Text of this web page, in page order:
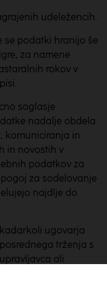
udeležencih.
se podatki hranijo še
za namene
rokov v
soglasje
nadalje obdela
komuniciranja in
in novostih v
podatkov za
za sodelovanje
najdlje do
ugovarja
trženja s
ali